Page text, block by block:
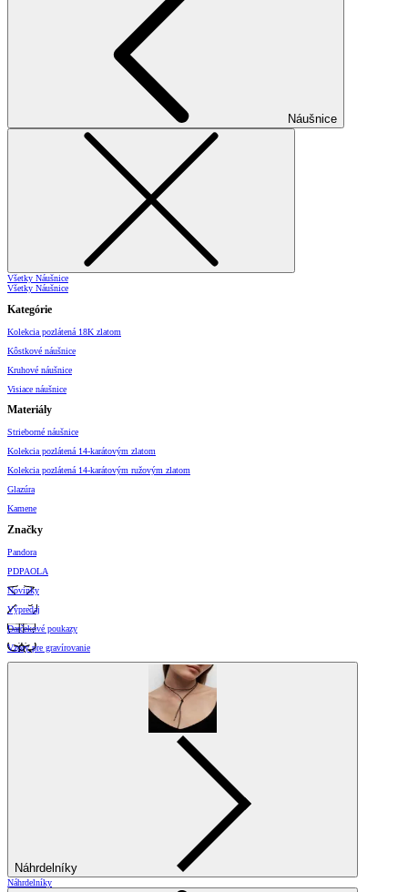
Náušnice
Všetky Náušnice
Všetky Náušnice
Kategórie
Kolekcia pozlátená 18K zlatom
Kôstkové náušnice
Kruhové náušnice
Visiace náušnice
Materiály
Strieborné náušnice
Kolekcia pozlátená 14-karátovým zlatom
Kolekcia pozlátená 14-karátovým ružovým zlatom
Glazúra
Kamene
Značky
Pandora
PDPAOLA
Novinky
Výpredaj
Darčekové poukazy
Vzory pre gravírovanie
Náhrdelníky
Náhrdelníky